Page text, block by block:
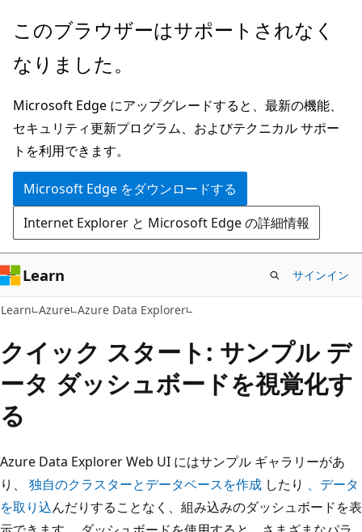
メ
ン
ン
テ
ン
ツ
に
ス
キ
ッ
プ
このブラウザーはサポートされなく
なりました。
Microsoft Edge にアップグレードすると、最新の機能、
セキュリティ更新プログラム、およびテクニカル サポー
トを利用できます。
Microsoft Edge をダウンロードする
Internet Explorer と Microsoft Edge の詳細情報
Learn サインイン
Learn Azure Azure Data Explorer
クイック スタート: サンプル デ
ータ ダッシュボードを視覚化す
る
Azure Data Explorer Web UI にはサンプル ギャラリーがあ
り、 独自のクラスターとデータベースを作成 したり 、データ
を取り込んだりすることなく、組み込みのダッシュボードを表